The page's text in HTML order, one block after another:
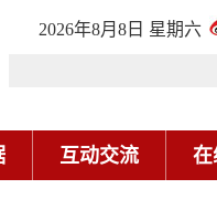
2026年8月8日 星期六
互动交流 在